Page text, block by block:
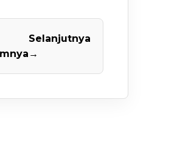
Selanjutnya
→